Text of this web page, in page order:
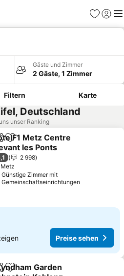
Favoriten
Gäste und Zimmer
2 Gäste, 1 Zimmer
Filtern Karte
Deutschland
unser Ranking
Zu Favoriten hinzufügen
Metz Centre
les Ponts
2 998
Metz
Günstige Zimmer mit
Gemeinschaftseinrichtungen
Preise sehen
Zu Favoriten hinzufügen
Garden